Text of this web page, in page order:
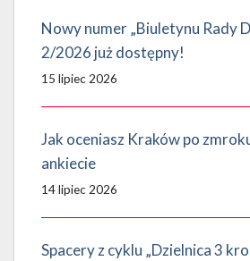
Nowy numer „Biuletynu Rady
2/2026 już dostępny!
15 lipiec 2026
Jak oceniasz Kraków po
ankiecie
14 lipiec 2026
Spacery z cyklu „Dzielnica 3